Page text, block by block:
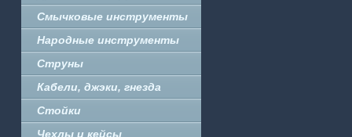
Смычковые инструменты
Народные инструменты
Струны
Кабели, джэки, гнезда
Стойки
Чехлы и кейсы